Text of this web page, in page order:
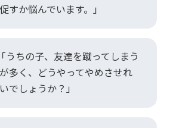
すか悩んでいます。」
うちの子、友達を蹴ってしまう
多く、どうやってやめさせれ
でしょうか？」